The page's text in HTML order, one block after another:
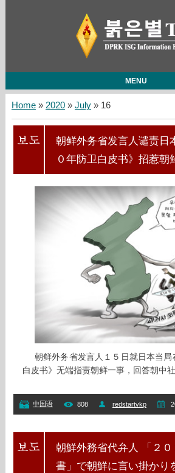
MENU
Home» 2020 » July » 16
朝鲜外务省发言人谴责日
０年防卫白皮书》招惹朝
朝鲜外务省发言人１５日就日本当局
白皮书》无端指责朝鲜一事，回答朝中社
中国语 808 redstartvkp
朝鮮外務省代弁人 「２０
書」で朝鮮に言い掛かり